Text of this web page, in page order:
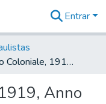
Entrar
Il Pasquino Coloniale, 1919, Anno XII, n. 0599
Anno